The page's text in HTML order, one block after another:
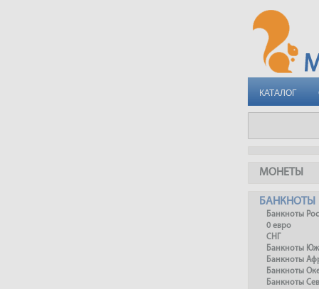
КАТАЛОГ
МОНЕТЫ
БАНКНОТЫ
Банкноты
0 евро
СНГ
Банкноты
Банкноты
Банкноты
Банкноты